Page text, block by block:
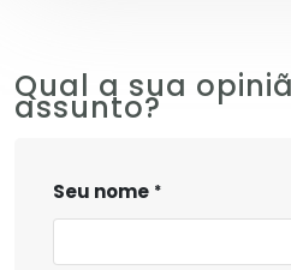
Qual a sua
assunto?
Seu nome